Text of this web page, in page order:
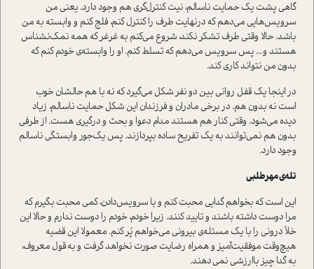
گاهی پشت یک حمایت ناسالم، نیت کنترل‌گری هم وجود دارد. یعنی من
سرویس‌هایی می‌دهم که درنهایت طرف را کنترل کنم، فلج کنم و وابسته به‌ من
باشد. حالا وقتی طرف تشکر نکند، شروع می‌کنم به غرغر که همه نمک‌نشناس
هستند و... پس سرویس می‌دهم که تسلط کنم. او را وابسته‌ی خودم کنم که
بدون من نتواند کاری کند.
در اینجا یک قفل روانی بین دو نفر شکل می‌گیرد که نه با هم حالشان خوب
است نه بدون هم. در برخی مادران و فرزندان این شکل حمایت ناسالم، زیاد
دیده می‌شود. وقتی کنار هم هستند مدام دعوا و بحث و درگیری هست. از طرفی
بدون هم نمی‌توانند به یک تفریح ساده بپردازند. پس یک‌جور وابستگی ناسالم
وجود دارد.
تله‌ی مهرطلبی
این است که بخواهم گدایی محبت کنم و با سرویس‌دادن، کمی محبت بگیرم که
مرا دوست داشته باشند و تایید کنند. زیرا خودم، خودم را دوست ندارم و حالا این
خلأ درونی را با یک مسئله‌ی بیرونی می‌خواهم پُر کنم. معمولا این قضیه
هیچ‌وقت موفقیت‌آمیز و همراه رضایت صورت نخواهد گرفت و به قول معروف،
به گدا چیز باارزشی نمی دهند.